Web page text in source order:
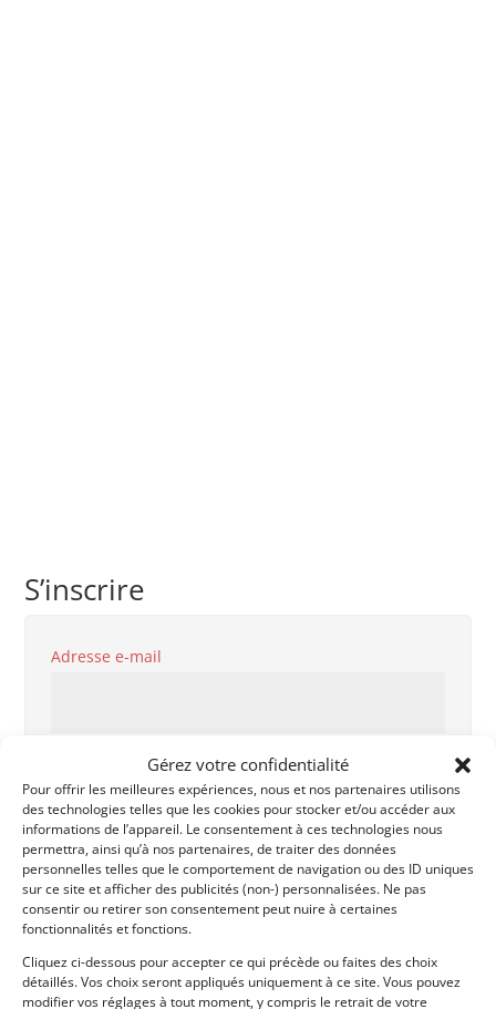
Gérez votre confidentialité
Pour offrir les meilleures expériences, nous et nos partenaires utilisons
des technologies telles que les cookies pour stocker et/ou accéder aux
informations de l’appareil. Le consentement à ces technologies nous
permettra, ainsi qu’à nos partenaires, de traiter des données
personnelles telles que le comportement de navigation ou des ID uniques
sur ce site et afficher des publicités (non-) personnalisées. Ne pas
consentir ou retirer son consentement peut nuire à certaines
fonctionnalités et fonctions.
Cliquez ci-dessous pour accepter ce qui précède ou faites des choix
détaillés. Vos choix seront appliqués uniquement à ce site. Vous pouvez
modifier vos réglages à tout moment, y compris le retrait de votre
S’inscrire
Adresse e-mail
Mot de passe Obligatoire
Genre
Prénom